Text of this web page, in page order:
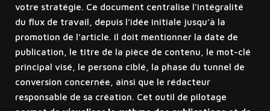
votre stratégie. Ce document centralise l’intégralité
du flux de travail, depuis l’idée initiale jusqu’à la
promotion de l’article. Il doit mentionner la date de
publication, le titre de la pièce de contenu, le mot-clé
principal visé, le persona ciblé, la phase du tunnel de
conversion concernée, ainsi que le rédacteur
responsable de sa création. Cet outil de pilotage